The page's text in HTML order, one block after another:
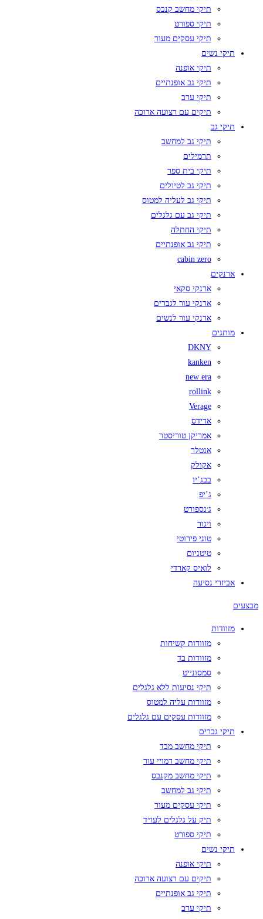
תיקי מחשב קנבס
תיקי ספורט
תיקי עסקים מעור
תיקי נשים
תיקי אופנה
תיקי גב אופנתיים
תיקי ערב
תיקים עם רצועה ארוכה
תיקי גב
תיקי גב למחשב
תרמילים
תיקי בית ספר
תיקי גב לטיולים
תיקי גב לעליה למטוס
תיקי גב עם גלגלים
תיקי החתלה
תיקי גב אופנתיים
cabin zero
ארנקים
ארנקי סקאי
ארנקי עור לגברים
ארנקי עור לנשים
מותגים
DKNY
kanken
new era
rollink
Verage
אדידס
אמריקן טוריסטר
אנטלר
אקולק
בבג’יו
ג’יפ
ג׳נספורט
ויגור
טוני פירוטי
טיטניום
לואיס קארדי
אביזרי נסיעה
מבצעים
מזוודות
מזוודות קשיחות
מזוודות בד
סמסונייט
תיקי נסיעות ללא גלגלים
מזוודות עליה למטוס
מזוודות עסקים עם גלגלים
תיקי גברים
תיקי מחשב מבד
תיקי מחשב דמויי עור
תיקי מחשב מקנבס
תיקי גב למחשב
תיקי עסקים מעור
תיק על גלגלים לעו״ד
תיקי ספורט
תיקי נשים
תיקי אופנה
תיקים עם רצועה ארוכה
תיקי גב אופנתיים
תיקי ערב